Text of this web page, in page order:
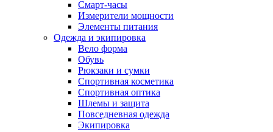
Смарт-часы
Измерители мощности
Элементы питания
Одежда и экипировка
Вело форма
Обувь
Рюкзаки и сумки
Спортивная косметика
Спортивная оптика
Шлемы и защита
Повседневная одежда
Экипировка